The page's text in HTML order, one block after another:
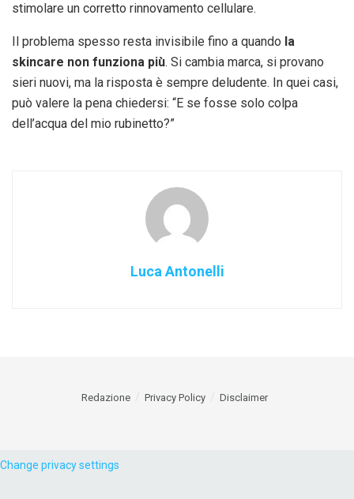
stimolare un corretto rinnovamento cellulare.
Il problema spesso resta invisibile fino a quando la
skincare non funziona più. Si cambia marca, si provano
sieri nuovi, ma la risposta è sempre deludente. In quei casi,
può valere la pena chiedersi: “E se fosse solo colpa
dell’acqua del mio rubinetto?”
Luca Antonelli
Redazione Privacy Policy Disclaimer
Change privacy settings